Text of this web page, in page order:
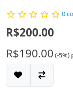
0
R$200.00
R$190.00 (-5%)